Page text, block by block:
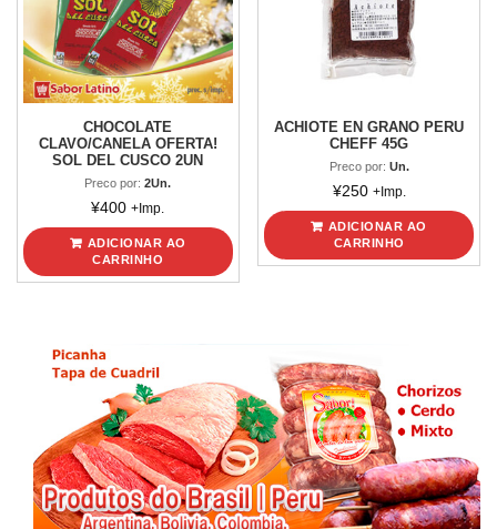
CHOCOLATE
CLAVO/CANELA OFERTA!
SOL DEL CUSCO 2UN
Preco por:2Un.
¥400 +Imp.
ADICIONAR AO
CARRINHO
ACHIOTE EN GRANO PERU
CHEFF 45G
Preco por: Un.
¥250 +Imp.
ADICIONAR AO
CARRINHO